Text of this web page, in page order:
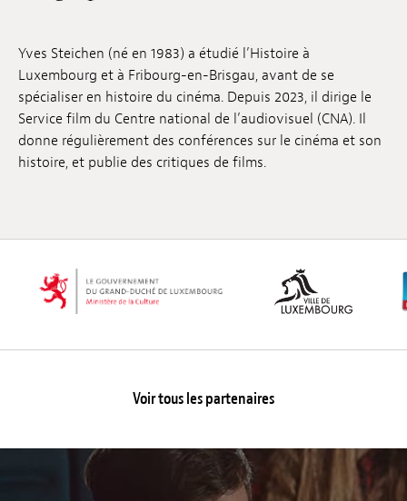
Soumissions
Archives
Publications
Yves Steichen (né en 1983) a étudié l’Histoire à
Luxembourg et à Fribourg-en-Brisgau, avant de se
spécialiser en histoire du cinéma. Depuis 2023, il dirige le
Service film du Centre national de l’audiovisuel (CNA). Il
donne régulièrement des conférences sur le cinéma et son
histoire, et publie des critiques de films.
Voir tous les partenaires